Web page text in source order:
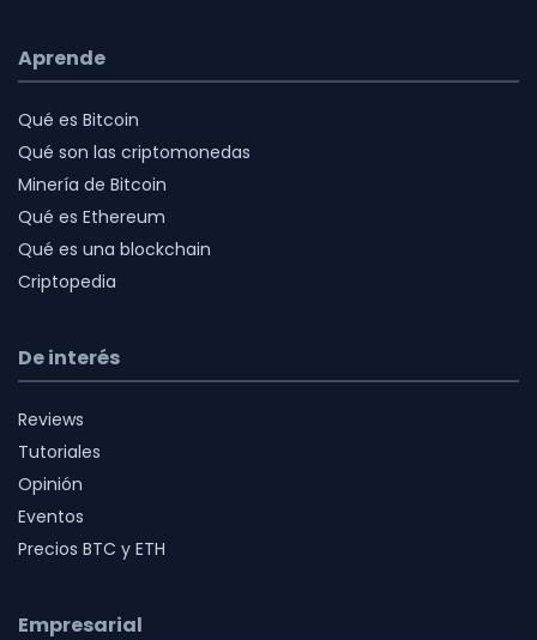
Aprende
Qué es Bitcoin
Qué son las criptomonedas
Minería de Bitcoin
Qué es Ethereum
Qué es una blockchain
Criptopedia
De interés
Reviews
Tutoriales
Opinión
Eventos
Precios BTC y ETH
Empresarial